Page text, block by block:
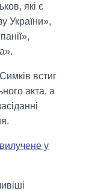
які є
України»,
встиг
акта, а
у